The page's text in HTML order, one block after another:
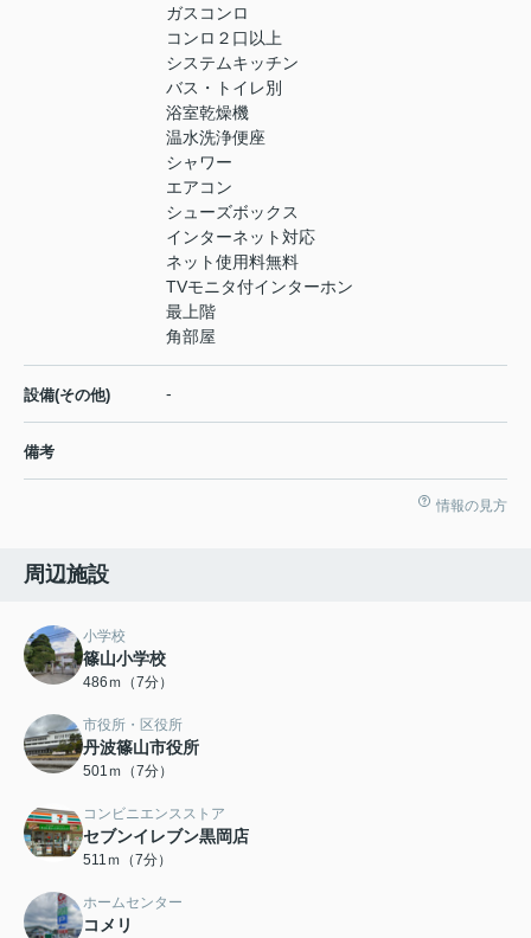
ガスコンロ
コンロ２口以上
システムキッチン
バス・トイレ別
浴室乾燥機
温水洗浄便座
シャワー
エアコン
シューズボックス
インターネット対応
ネット使用料無料
TVモニタ付インターホン
最上階
角部屋
設備(その他) -
備考
情報の見方
周辺施設
小学校
篠山小学校
486ｍ（7分）
市役所・区役所
丹波篠山市役所
501ｍ（7分）
コンビニエンスストア
セブンイレブン黒岡店
511ｍ（7分）
ホームセンター
コメリ